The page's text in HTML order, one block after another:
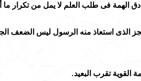
الهمة فى طلب العلم لا يمل من تكرار ما
الذى استعاذ منه الرسول ليس الضعف
تقرب البعيد.